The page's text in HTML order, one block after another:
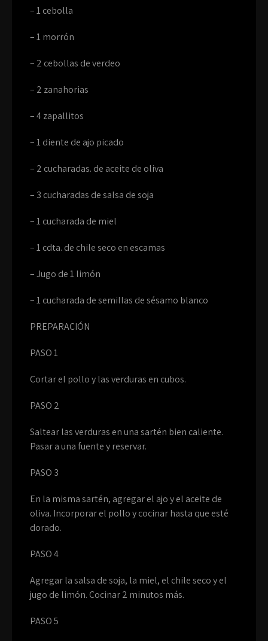
– 1 cebolla
– 1 morrón
– 2 cebollas de verdeo
– 2 zanahorias
– 4 zapallitos
– 1 diente de ajo picado
– 2 cucharadas. de aceite de oliva
– 3 cucharadas de salsa de soja
– 1 cucharada de miel
– 1 cdta. de chile seco en escamas
– Jugo de 1 limón
– 1 cucharada de semillas de sésamo blanco
PREPARACIÓN
PASO 1
Cortar el pollo y las verduras en cubos.
PASO 2
Saltear las verduras en una sartén bien caliente.
Pasar a una fuente y reservar.
PASO 3
En la misma sartén, agregar el ajo y el aceite de
oliva. Incorporar el pollo y cocinar hasta que esté
dorado.
PASO 4
Agregar la salsa de soja, la miel, el chile seco y el
jugo de limón. Cocinar 2 minutos más.
PASO 5